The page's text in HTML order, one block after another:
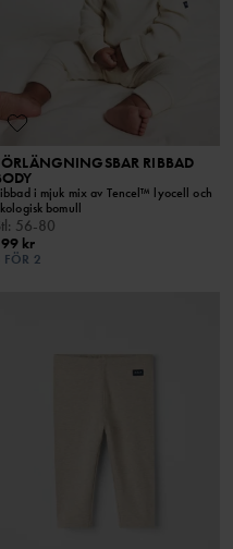
RIBBAD
i mjuk mix av Tencel™ lyocell och
bomull
: 56-80
kr
FÖR 2